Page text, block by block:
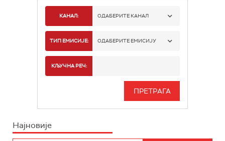
КАНАЛ: ОДАБЕРИТЕ КАНАЛ
РАДИО БЕОГРАД 1
РАДИО БЕОГРАД 3
ТИП ЕМИСИЈЕ: ОДАБЕРИТЕ ЕМИСИЈУ
ИНФО
КЉУЧНА РЕЧ:
Најновије